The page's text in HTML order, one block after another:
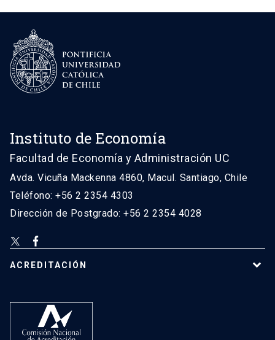
Instituto de Economía
Facultad de Economía y Administración UC
Avda. Vicuña Mackenna 4860, Macul. Santiago, Chile
Teléfono: +56 2 2354 4303
Dirección de Postgrado: +56 2 2354 4028
ACREDITACIÓN